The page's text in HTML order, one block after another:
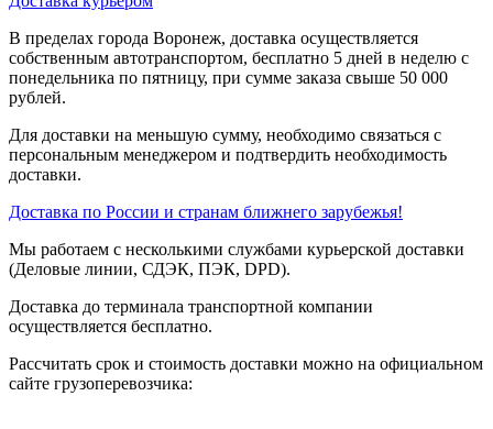
В пределах города Воронеж, доставка осуществляется
собственным автотранспортом, бесплатно 5 дней в неделю с
понедельника по пятницу, при сумме заказа свыше 50 000
рублей.
Для доставки на меньшую сумму, необходимо связаться с
персональным менеджером и подтвердить необходимость
доставки.
Доставка по России и странам ближнего зарубежья!
Мы работаем с несколькими службами курьерской доставки
(Деловые линии, СДЭК, ПЭК, DPD).
Доставка до терминала транспортной компании
осуществляется бесплатно.
Рассчитать срок и стоимость доставки можно на официальном
сайте грузоперевозчика: